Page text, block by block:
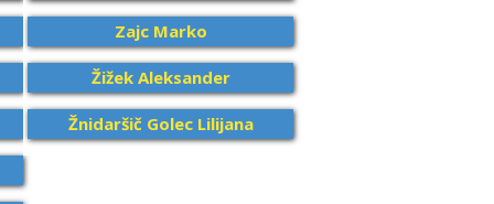
Zajc Marko
Žižek Aleksander
Žnidaršič Golec Lilijana